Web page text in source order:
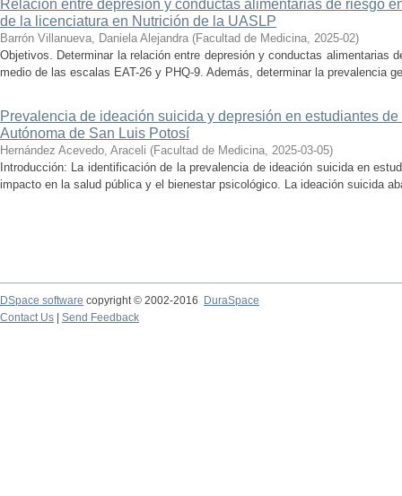
Relación entre depresión y conductas alimentarias de riesgo
de la licenciatura en Nutrición de la UASLP
Barrón Villanueva, Daniela Alejandra (Facultad de Medicina, 2025-02)
Objetivos. Determinar la relación entre depresión y conductas alimentarias
medio de las escalas EAT-26 y PHQ-9. Además, determinar la prevalencia
Prevalencia de ideación suicida y depresión en estudiantes
Autónoma de San Luis Potosí
Hernández Acevedo, Araceli (Facultad de Medicina, 2025-03-05)
Introducción: La identificación de la prevalencia de ideación suicida en
impacto en la salud pública y el bienestar psicológico. La ideación suicida
DSpace software copyright © 2002-2016
DuraSpace
Contact Us
Send Feedback